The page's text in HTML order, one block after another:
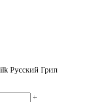
Русский Грип
+